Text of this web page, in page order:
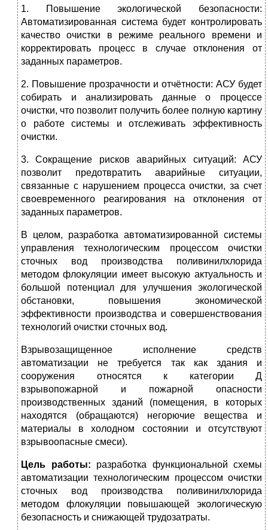
1. Повышение экологической безопасности:
Автоматизированная система будет контролировать
качество очистки в режиме реального времени и
корректировать процесс в случае отклонения от
заданных параметров.
2. Повышение прозрачности и отчётности: АСУ будет
собирать и анализировать данные о процессе
очистки, что позволит получить более полную картину
о работе системы и отслеживать эффективность
очистки.
3. Сокращение рисков аварийных ситуаций: АСУ
позволит предотвратить аварийные ситуации,
связанные с нарушением процесса очистки, за счет
своевременного реагирования на отклонения от
заданных параметров.
В целом, разработка автоматизированной системы
управления технологическим процессом очистки
сточных вод производства поливинилхлорида
методом флокуляции имеет высокую актуальность и
большой потенциал для улучшения экологической
обстановки, повышения экономической
эффективности производства и совершенствования
технологий очистки сточных вод.
Взрывозащищенное исполнение средств
автоматизации не требуется так как здания и
сооружения относятся к категории Д
взрывопожарной и пожарной опасности
производственных зданий (помещения, в которых
находятся (обращаются) негорючие вещества и
материалы в холодном состоянии и отсутствуют
взрывоопасные смеси).
Цель работы: разработка функциональной схемы
автоматизации технологическим процессом очистки
сточных вод производства поливинилхлорида
методом флокуляции повышающей экологическую
безопасность и снижающей трудозатраты.